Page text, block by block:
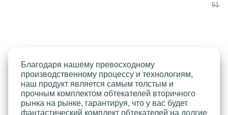
51
Благодаря нашему превосходному
производственному процессу и технологиям,
наш продукт является самым толстым и
прочным комплектом обтекателей вторичного
рынка на рынке, гарантируя, что у вас будет
фантастический комплект обтекателей на долгие